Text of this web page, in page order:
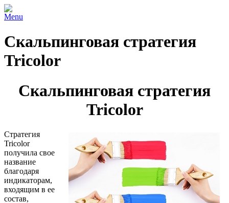
Menu
Скальпинговая стратегия
Tricolor
Скальпинговая стратегия
Tricolor
Стратегия
Tricolor
получила свое
название
благодаря
индикаторам,
входящим в ее
состав,